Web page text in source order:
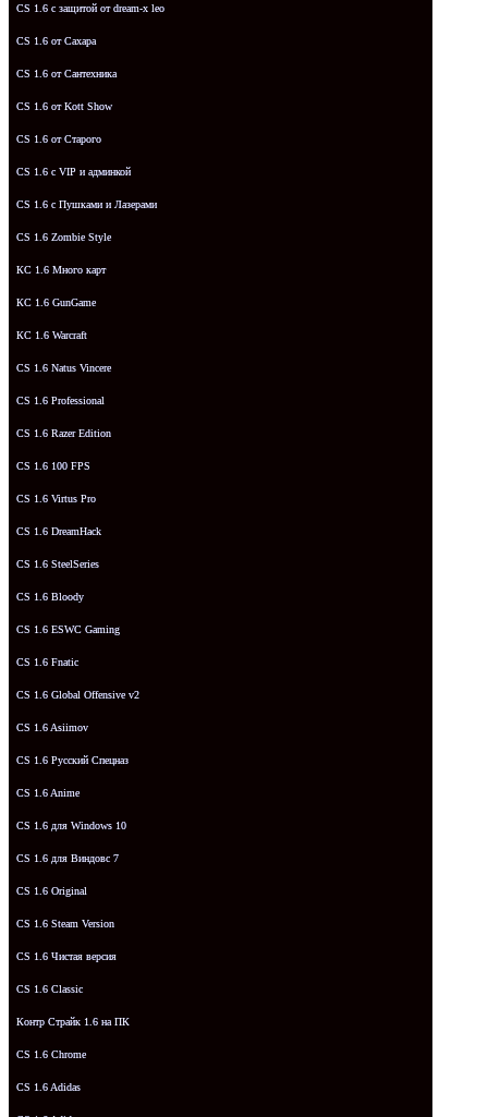
CS 1.6 с защитой от dream-x leo
CS 1.6 от Сахара
CS 1.6 от Сантехника
CS 1.6 от Kott Show
CS 1.6 от Старого
CS 1.6 с VIP и админкой
CS 1.6 с Пушками и Лазерами
CS 1.6 Zombie Style
КС 1.6 Много карт
КС 1.6 GunGame
КС 1.6 Warcraft
CS 1.6 Natus Vincere
CS 1.6 Professional
CS 1.6 Razer Edition
CS 1.6 100 FPS
CS 1.6 Virtus Pro
CS 1.6 DreamHack
CS 1.6 SteelSeries
CS 1.6 Bloody
CS 1.6 ESWC Gaming
CS 1.6 Fnatic
CS 1.6 Global Offensive v2
CS 1.6 Asiimov
CS 1.6 Русский Спецназ
CS 1.6 Anime
CS 1.6 для Windows 10
CS 1.6 для Виндовс 7
CS 1.6 Original
CS 1.6 Steam Version
CS 1.6 Чистая версия
CS 1.6 Classic
Контр Страйк 1.6 на ПК
CS 1.6 Chrome
CS 1.6 Adidas